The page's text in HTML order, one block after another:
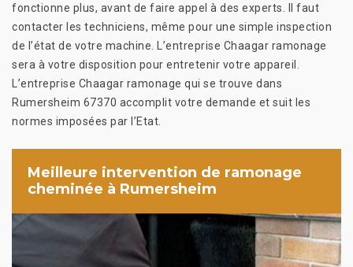
fonctionne plus, avant de faire appel à des experts. Il faut
contacter les techniciens, même pour une simple inspection
de l’état de votre machine. L’entreprise Chaagar ramonage
sera à votre disposition pour entretenir votre appareil.
L’entreprise Chaagar ramonage qui se trouve dans
Rumersheim 67370 accomplit votre demande et suit les
normes imposées par l’Etat.
Meilleure intervention de ramonage
cheminée à Rumersheim